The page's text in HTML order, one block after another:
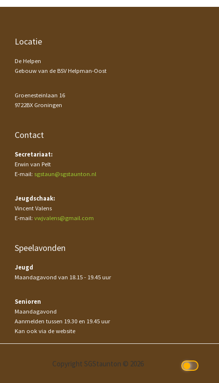
Footer
Locatie
De Helpen
Gebouw van de BSV Helpman-Oost
Groenesteinlaan 16
9722BX Groningen
Contact
Secretariaat:
Erwin van Pelt
E-mail: sgstaun@sgstaunton.nl
Jeugdschaak:
Vincent Valens
E-mail: vwjvalens@gmail.com
Speelavonden
Jeugd
Maandagavond van 18.15 - 19.45 uur
Senioren
Maandagavond
Aanmelden tussen 19.30 en 19.45 uur
Kan ook via de website
Copyright SGStaunton © 2026